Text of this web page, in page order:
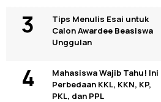
Tips Menulis Esai untuk
Calon Awardee Beasiswa
Unggulan
Mahasiswa Wajib Tahu! Ini
Perbedaan KKL, KKN, KP,
PKL, dan PPL